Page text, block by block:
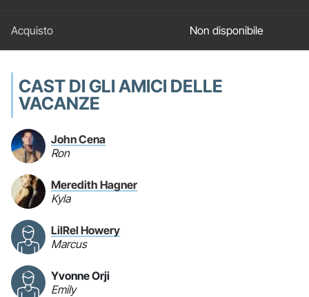
Non disponibile
CAST DI GLI AMICI DELLE
VACANZE
John Cena
Ron
Meredith Hagner
Kyla
LilRel Howery
Marcus
Yvonne Orji
Emily